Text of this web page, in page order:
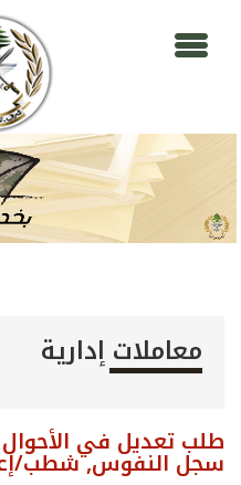
معاملات إدارية
طلب تعديل في
سجل النفوس, شطب/